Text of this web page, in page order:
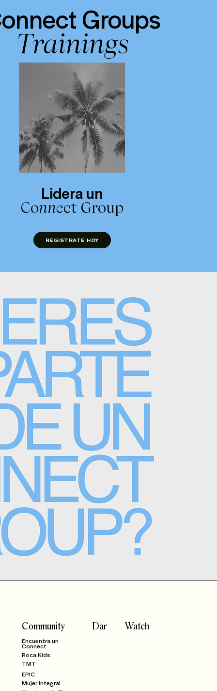
Lidera un
Connect Group
REGISTRATE HOY
nnect Groups
Trainings
Community Dar Watch
Encuentra un
Connect
Roca Kids
TMT
EPIC
Mujer Integral